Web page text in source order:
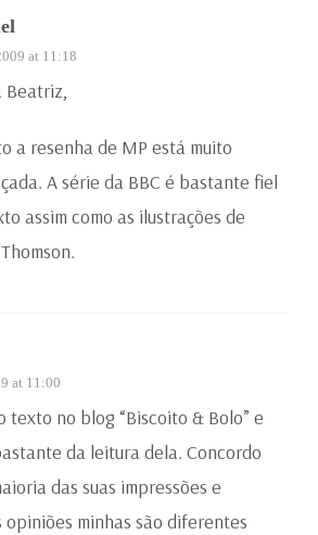
at 11:18
Beatriz,
a resenha de MP está muito
A série da BBC é bastante fiel
assim como as ilustrações de
at 11:00
texto no blog “Biscoito & Bolo” e
da leitura dela. Concordo
das suas impressões e
opiniões minhas são diferentes